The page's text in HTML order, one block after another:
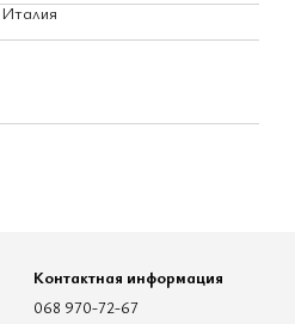
Италия
Контактная информация
068 970-72-67